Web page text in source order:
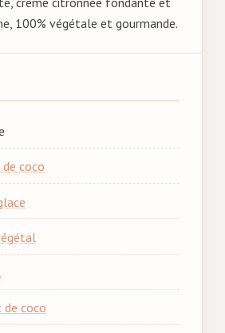
100% végétale et gourmande.
coco
de coco